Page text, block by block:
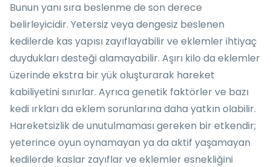
Bunun yanı sıra beslenme de son derece
belirleyicidir. Yetersiz veya dengesiz beslenen
kedilerde kas yapısı zayıflayabilir ve eklemler ihtiyaç
duydukları desteği alamayabilir. Aşırı kilo da eklemler
üzerinde ekstra bir yük oluşturarak hareket
kabiliyetini sınırlar. Ayrıca genetik faktörler ve bazı
kedi ırkları da eklem sorunlarına daha yatkın olabilir.
Hareketsizlik de unutulmaması gereken bir etkendir;
yeterince oyun oynamayan ya da aktif yaşamayan
kedilerde kaslar zayıflar ve eklemler esnekliğini